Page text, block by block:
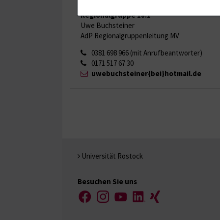
Regionalgruppe 18.1
Uwe Buchsteiner
AdP Regionalgruppenleitung MV
0381 698 966 (mit Anrufbeantworter)
0171 517 67 30
uwebuchsteiner{bei}hotmail.de
Universität Rostock
Besuchen Sie uns
FacebookInstagramYouTubeLinkedIn
Xing